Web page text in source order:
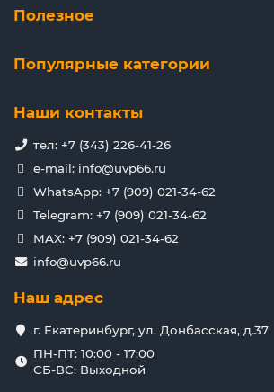
Полезное
Популярные категории
Наши контакты
тел: +7 (343) 226-41-26
e-mail: info@uvp66.ru
WhatsApp: +7 (909) 021-34-62
Telegram: +7 (909) 021-34-62
MAX: +7 (909) 021-34-62
info@uvp66.ru
Наш адрес
г. Екатеринбург, ул. Донбасская, д.37
ПН-ПТ: 10:00 - 17:00
СБ-ВС: Выходной